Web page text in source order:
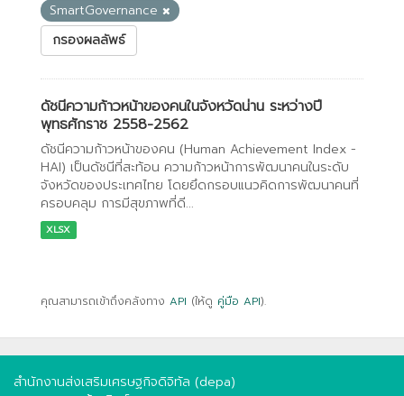
SmartGovernance
กรองผลลัพธ์
ดัชนีความก้าวหน้าของคนในจังหวัดน่าน ระหว่างปี
พุทธศักราช 2558-2562
ดัชนีความก้าวหน้าของคน (Human Achievement Index -
HAI) เป็นดัชนีที่สะท้อน ความก้าวหน้าการพัฒนาคนในระดับ
จังหวัดของประเทศไทย โดยยึดกรอบแนวคิดการพัฒนาคนที่
ครอบคลุม การมีสุขภาพที่ดี...
XLSX
คุณสามารถเข้าถึงคลังทาง API (ให้ดู คู่มือ API).
สำนักงานส่งเสริมเศรษฐกิจดิจิทัล (depa)